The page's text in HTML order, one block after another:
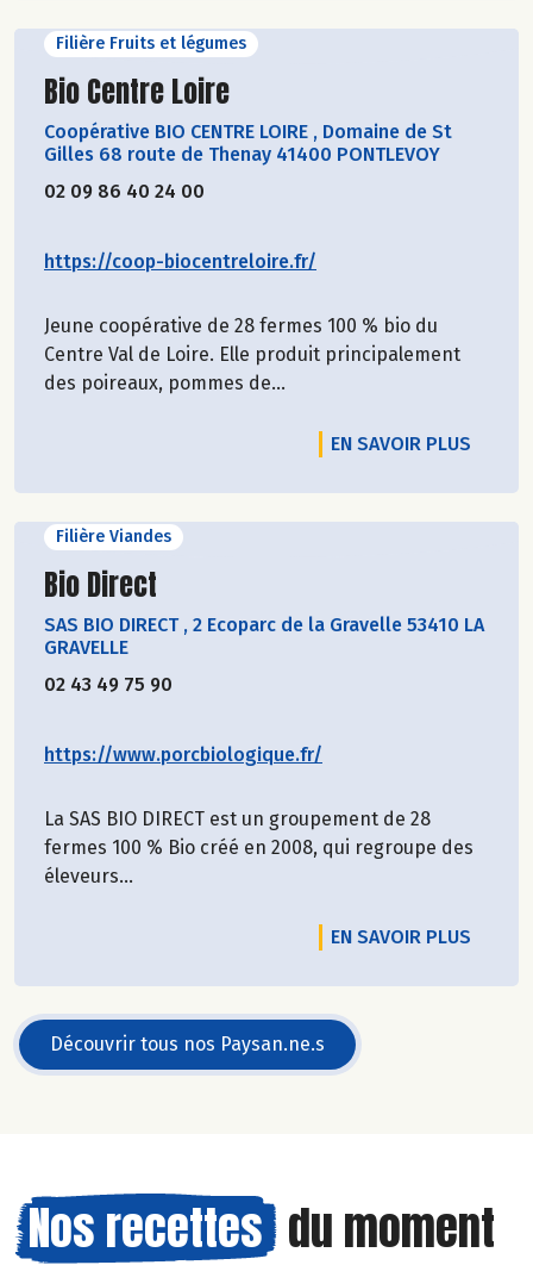
Filière Fruits et légumes
Découvrir le producteur
Bio Centre Loire
Coopérative BIO CENTRE LOIRE , Domaine de St
Gilles 68 route de Thenay 41400 PONTLEVOY
02 09 86 40 24 00
https://coop-biocentreloire.fr/
Jeune coopérative de 28 fermes 100 % bio du
Centre Val de Loire. Elle produit principalement
des poireaux, pommes de...
EN SAVOIR PLUS
Filière Viandes
Découvrir le producteur
Bio Direct
SAS BIO DIRECT , 2 Ecoparc de la Gravelle 53410 LA
GRAVELLE
02 43 49 75 90
https://www.porcbiologique.fr/
La SAS BIO DIRECT est un groupement de 28
fermes 100 % Bio créé en 2008, qui regroupe des
éleveurs...
EN SAVOIR PLUS
Découvrir tous nos Paysan.ne.s
Nos recettes du moment